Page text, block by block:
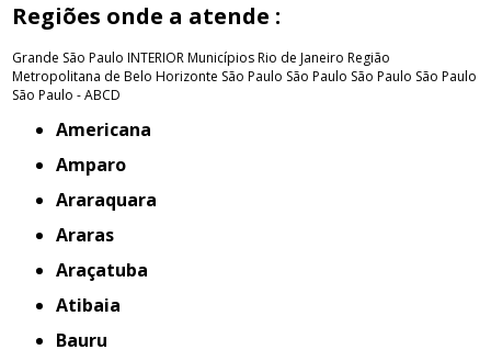
Regiões onde a atende :
Grande São Paulo INTERIORMunicípios Rio de Janeiro Região
Metropolitana de Belo Horizonte São Paulo São Paulo São Paulo São Paulo
São Paulo - ABCD
Americana
Amparo
Araraquara
Araras
Araçatuba
Atibaia
Bauru